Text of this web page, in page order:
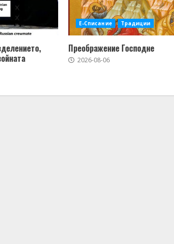
Е-Списание Традиции
Преображение Господне
2026-08-06